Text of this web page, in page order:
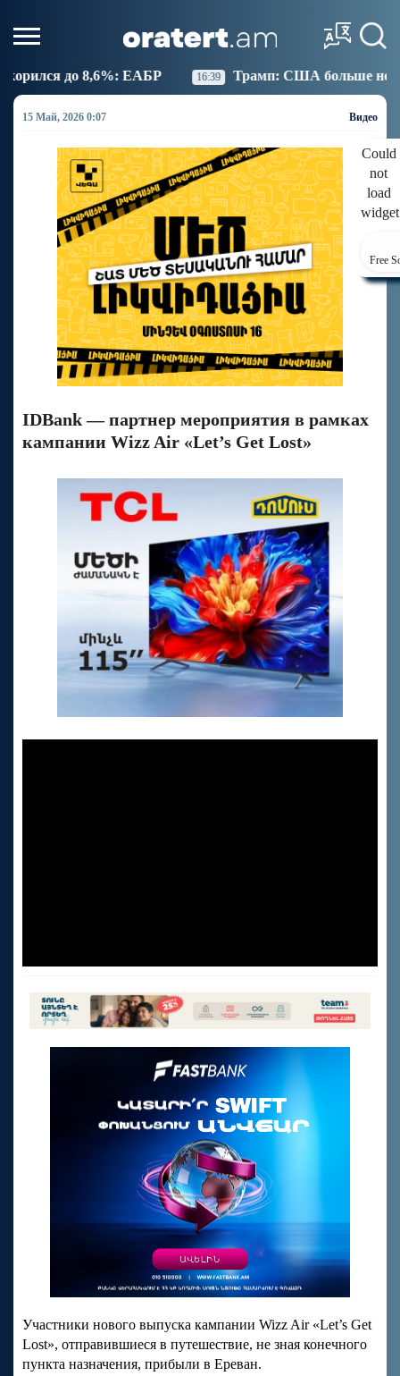
16:39 Трамп: США больше не намерены вести
15 Май, 2026 0:07 Видео
Could
not
load
Free
IDBank — партнер мероприятия в рамках
кампании Wizz Air «Let’s Get Lost»
Участники нового выпуска кампании Wizz Air «Let’s Get
Lost», отправившиеся в путешествие, не зная конечного
пункта назначения, прибыли в Ереван.